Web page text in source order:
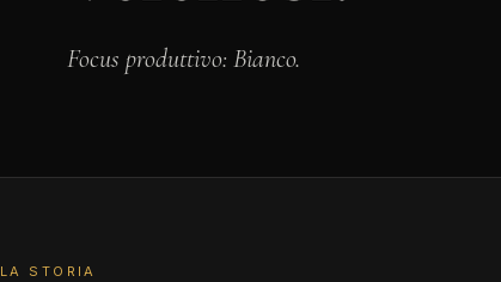
Focus produttivo: Bianco.
LA STORIA